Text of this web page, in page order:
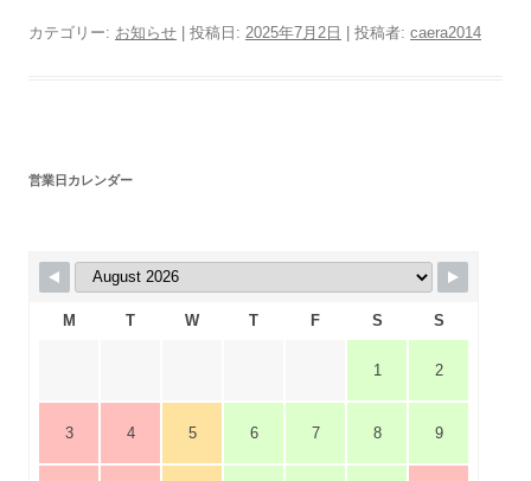
カテゴリー: お知らせ | 投稿日: 2025年7月2日 投稿者: caera2014
営業日カレンダー
M T W T F S S
1 2
3 4 5 6 7 8 9